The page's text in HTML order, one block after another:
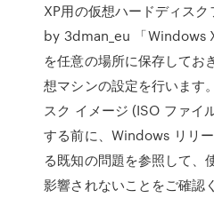
XP用の仮想ハードディス
by 3dman_eu 「Windows
を任意の場所に保存して
想マシンの設定を行います
スク イメージ (ISO ファイ
する前に、Windows リリ
る既知の問題を参照して、
影響されないことをご確認